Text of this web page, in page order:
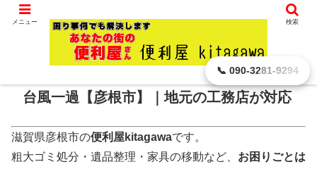
その他
台風一過【彦根市】｜地元の工務店が対応
滋賀県彦根市の便利屋kitagawaです。
粗大ゴミ処分・遺品整理・家具の移動など、 お困りごとは
メニュー 検索
📞 090-3281-9294